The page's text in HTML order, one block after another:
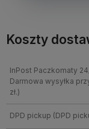
Koszty
InPost Paczkomaty
Darmowa wysyłka
zł.)
DPD pickup (DPD